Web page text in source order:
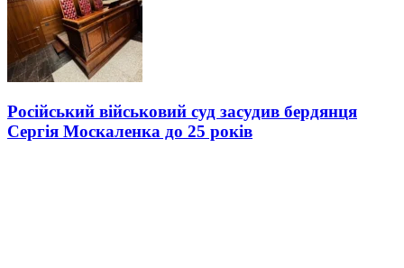
Російський військовий суд засудив бердянця
Сергія Москаленка до 25 років